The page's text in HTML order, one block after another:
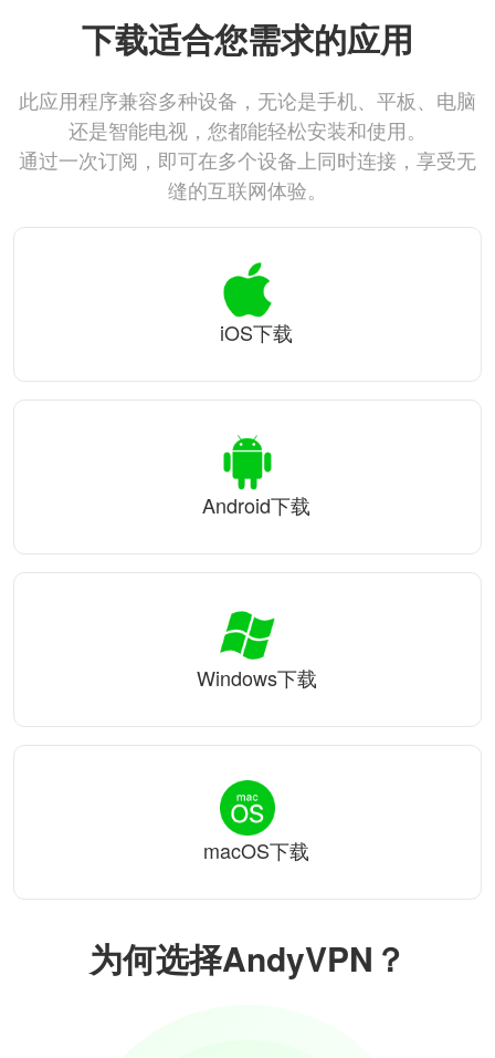
为何选择AndyVPN？
下载适合您需求的应用
此应用程序兼容多种设备，无论是手机、平板、电脑
还是智能电视，您都能轻松安装和使用。
通过一次订阅，即可在多个设备上同时连接，享受无
缝的互联网体验。
iOS下载
Android下载
Windows下载
macOS下载